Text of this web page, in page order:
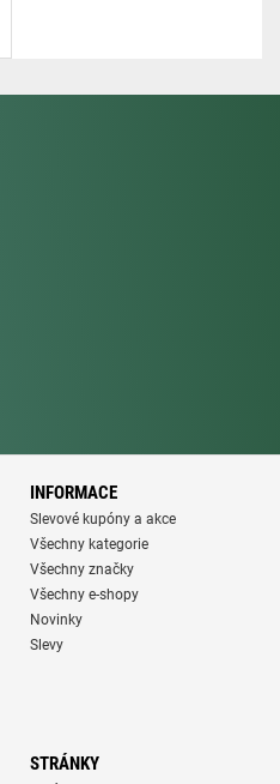
INFORMACE
Slevové kupóny a akce
Všechny kategorie
Všechny značky
Všechny e-shopy
Novinky
Slevy
STRÁNKY